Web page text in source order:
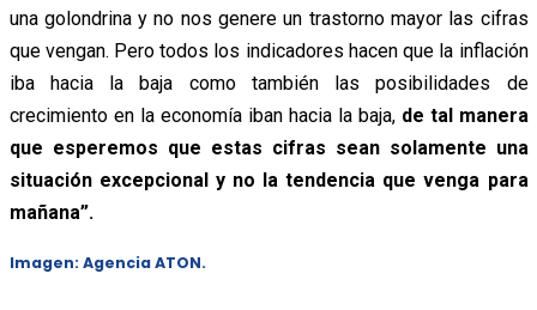
una golondrina y no nos genere un trastorno mayor las cifras
que vengan. Pero todos los indicadores hacen que la inflación
iba hacia la baja como también las posibilidades de
crecimiento en la economía iban hacia la baja, de tal manera
que esperemos que estas cifras sean solamente una
situación excepcional y no la tendencia que venga para
mañana”.
Imagen: Agencia ATON.